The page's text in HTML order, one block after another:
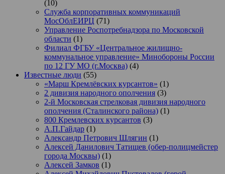
(10)
Служба корпоративных коммуникаций
МосОблЕИРЦ (71)
Управление Роспотребнадзора по Московской
области (1)
Филиал ФГБУ «Центральное жилищно-
коммунальное управление» Минобороны России
по 12 ГУ МО (г.Москва) (4)
Известные люди (55)
«Марш Кремлёвских курсантов» (1)
2 дивизия народного ополчения (3)
2-й Московская стрелковая дивизия народного
ополчения (Сталинского района) (1)
800 Кремлевских курсантов (3)
А.П.Гайдар (1)
Александр Петрович Шлягин (1)
Алексей Данилович Татищев (обер-полицмейстер
города Москвы) (1)
Алексей Замков (1)